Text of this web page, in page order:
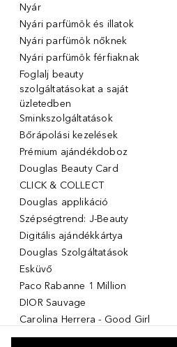
Nyár
Nyári parfümök és illatok
Nyári parfümök nőknek
Nyári parfümök férfiaknak
Foglalj beauty
szolgáltatásokat a saját
üzletedben
Sminkszolgáltatások
Bőrápolási kezelések
Prémium ajándékdoboz
Douglas Beauty Card
CLICK & COLLECT
Douglas applikáció
Szépségtrend: J-Beauty
Digitális ajándékkártya
Douglas Szolgáltatások
Esküvő
Paco Rabanne 1 Million
DIOR Sauvage
Carolina Herrera - Good Girl
Giorgio Armani Stronger with